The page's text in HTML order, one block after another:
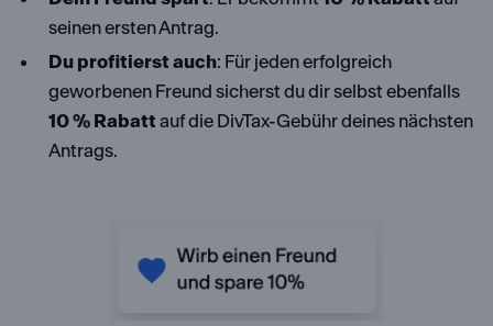
seinen ersten Antrag.
Du profitierst auch: Für jeden erfolgreich
geworbenen Freund sicherst du dir selbst ebenfalls
10 % Rabatt auf die DivTax-Gebühr deines nächsten
Antrags.